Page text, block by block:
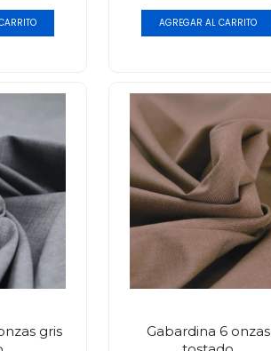
AGREGAR AL CARRITO
gris
Gabardina 6 onzas